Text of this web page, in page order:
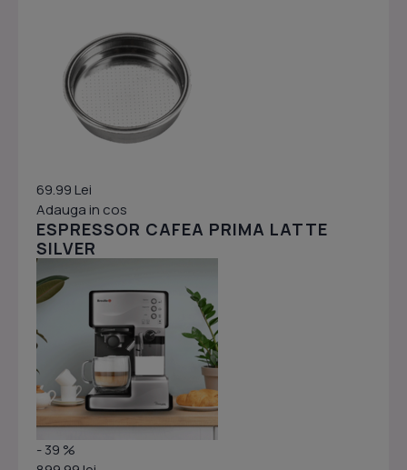
69.99 Lei
Adauga in cos
ESPRESSOR CAFEA PRIMA LATTE
SILVER
- 39 %